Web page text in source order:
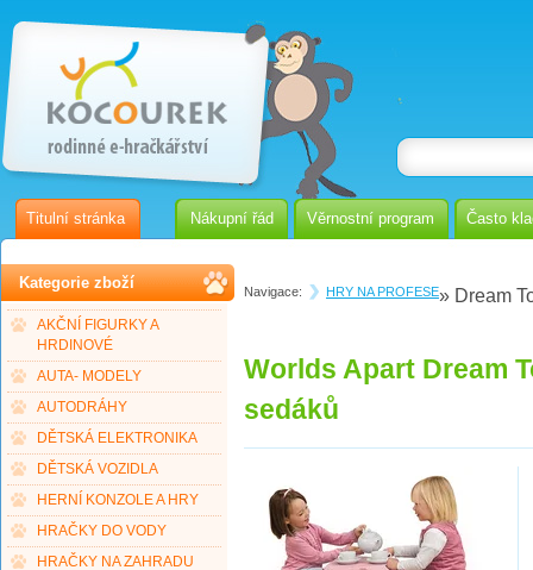
Titulní stránka Nákupní řád Věrnostní program Často
Kategorie zboží
AKČNÍ FIGURKY A
HRDINOVÉ
AUTA- MODELY
AUTODRÁHY
DĚTSKÁ ELEKTRONIKA
DĚTSKÁ VOZIDLA
HERNÍ KONZOLE A HRY
HRAČKY DO VODY
HRAČKY NA ZAHRADU
Navigace: HRY NA PROFESE» Dream
Worlds Apart Dream
sedáků